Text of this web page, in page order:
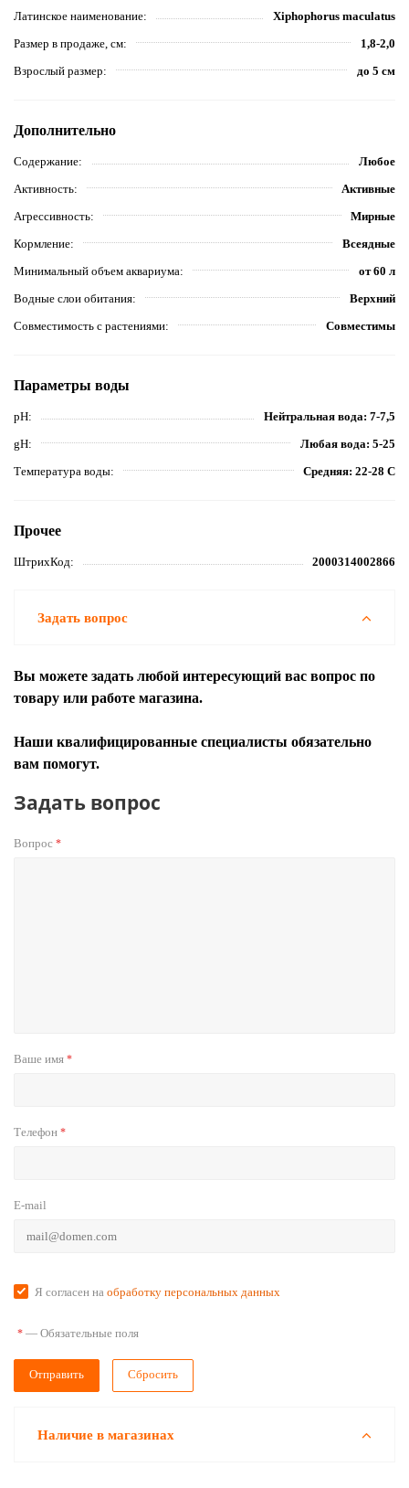
Латинское наименование
Xiphophorus maculatus
Размер в продаже, см
1,8-2,0
Взрослый размер
до 5 см
Дополнительно
Содержание
Любое
Активность
Активные
Агрессивность
Мирные
Кормление
Всеядные
Минимальный объем аквариума
от 60 л
Водные слои обитания
Верхний
Совместимость с растениями
Совместимы
Параметры воды
pH
Нейтральная вода: 7-7,5
gH
Любая вода: 5-25
Температура воды
Средняя: 22-28 С
Прочее
ШтрихКод 2000314002866
Задать вопрос
Вы можете задать любой интересующий вас вопрос по
товару или работе магазина.
Наши квалифицированные специалисты обязательно
вам помогут.
Задать вопрос
Вопрос *
Ваше имя *
Телефон *
E-mail
Я согласен на обработку персональных данных
* — Обязательные поля
Сбросить
Наличие в магазинах